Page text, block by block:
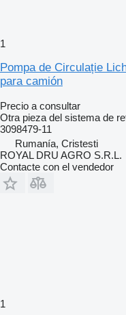
1
Pompa de Circulație
para camión
Precio a consultar
Otra pieza del sistema de
3098479-11
Rumanía, Cristesti
ROYAL DRU AGRO S.R.L.
Contacte con el vendedor
1